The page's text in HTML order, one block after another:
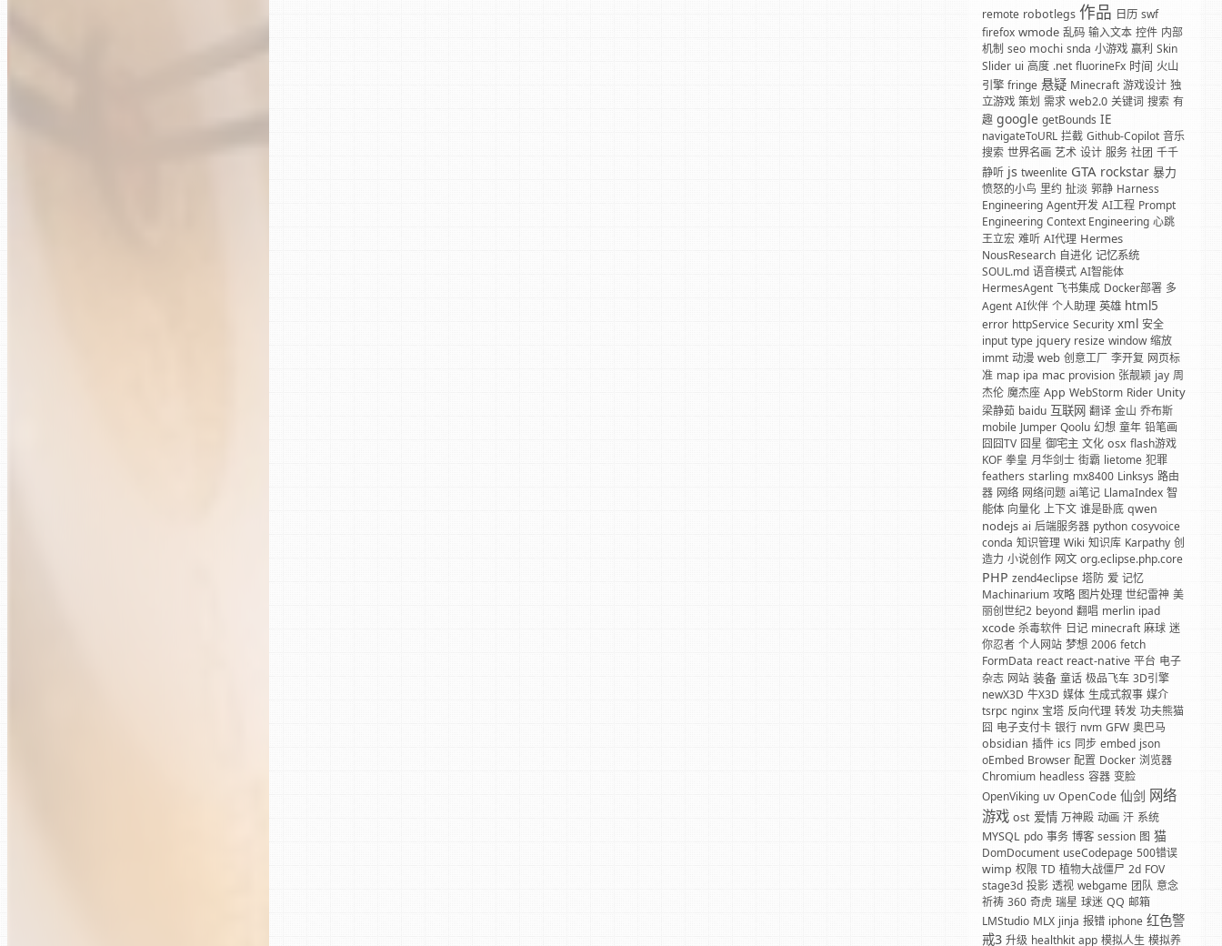
remote robotlegs 作品 日历 swf
firefox wmode 乱码 输入文本 控件 内部
机制 seo mochi snda 小游戏 赢利 Skin
Slider ui 高度 .net fluorineFx 时间 火山
引擎 fringe 悬疑 Minecraft 游戏设计 独
立游戏 策划 需求 web2.0 关键词 搜索 有
趣 google getBounds IE
navigateToURL 拦截 Github-Copilot 音乐
搜索 世界名画 艺术 设计 服务 社团 千千
静听 js tweenlite GTA rockstar 暴力
愤怒的小鸟 里约 扯淡 郭静 Harness
Engineering Agent开发 AI工程 Prompt
Engineering Context Engineering 心跳
王立宏 难听 AI代理 Hermes
NousResearch 自进化 记忆系统
SOUL.md 语音模式 AI智能体
HermesAgent 飞书集成 Docker部署 多
Agent AI伙伴 个人助理 英雄 html5
error httpService Security xml 安全
input type jquery resize window 缩放
immt 动漫 web 创意工厂 李开复 网页标
准 map ipa mac provision 张靓颖 jay 周
杰伦 魔杰座 App WebStorm Rider Unity
梁静茹 baidu 互联网 翻译 金山 乔布斯
mobile Jumper Qoolu 幻想 童年 铅笔画
囧囧TV 囧星 御宅主 文化 osx flash游戏
KOF 拳皇 月华剑士 街霸 lietome 犯罪
feathers starling mx8400 Linksys 路由
器 网络 网络问题 ai笔记 LlamaIndex 智
能体 向量化 上下文 谁是卧底 qwen
nodejs ai 后端服务器 python cosyvoice
conda 知识管理 Wiki 知识库 Karpathy 创
造力 小说创作 网文 org.eclipse.php.core
PHP zend4eclipse 塔防 爱 记忆
Machinarium 攻略 图片处理 世纪雷神 美
丽创世纪2 beyond 翻唱 merlin ipad
xcode 杀毒软件 日记 minecraft 麻球 迷
你忍者 个人网站 梦想 2006 fetch
FormData react react-native 平台 电子
杂志 网站 装备 童话 极品飞车 3D引擎
newX3D 牛X3D 媒体 生成式叙事 媒介
tsrpc nginx 宝塔 反向代理 转发 功夫熊猫
囧 电子支付卡 银行 nvm GFW 奥巴马
obsidian 插件 ics 同步 embed json
oEmbed Browser 配置 Docker 浏览器
Chromium headless 容器 变脸
OpenViking uv OpenCode 仙剑 网络
游戏 ost 爱情 万神殿 动画 汗 系统
MYSQL pdo 事务 博客 session 图 猫
DomDocument useCodepage 500错误
wimp 权限 TD 植物大战僵尸 2d FOV
stage3d 投影 透视 webgame 团队 意念
祈祷 360 奇虎 瑞星 球迷 QQ 邮箱
LMStudio MLX jinja 报错 iphone 红色警
戒3 升级 healthkit app 模拟人生 模拟养